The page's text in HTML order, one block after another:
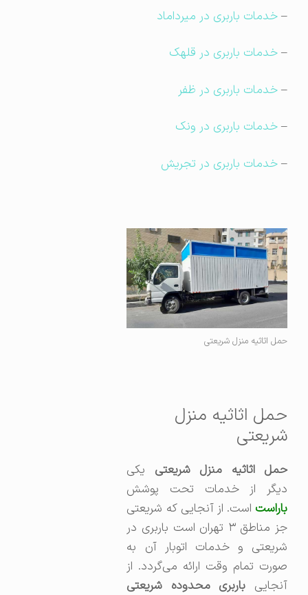
خدمات باربری در میرداماد
خدمات باربری در قلهک
خدمات باربری در ظفر
خدمات باربری در ونک
خدمات باربری در تجریش
حمل اثاثیه منزل شریعتی
حمل اثاثیه منزل
شریعتی
حمل اثاثیه منزل شریعتییکی
دیگر از خدمات تحت پوشش
باراستاست. از آنجایی که شریعتی
جز مناطق ۳ تهران است باربری در
شریعتی و خدمات اتوبار آن به
صورت تمام وقت ارائه می‌گردد. از
آنجاییباربری محدوده شریعتی